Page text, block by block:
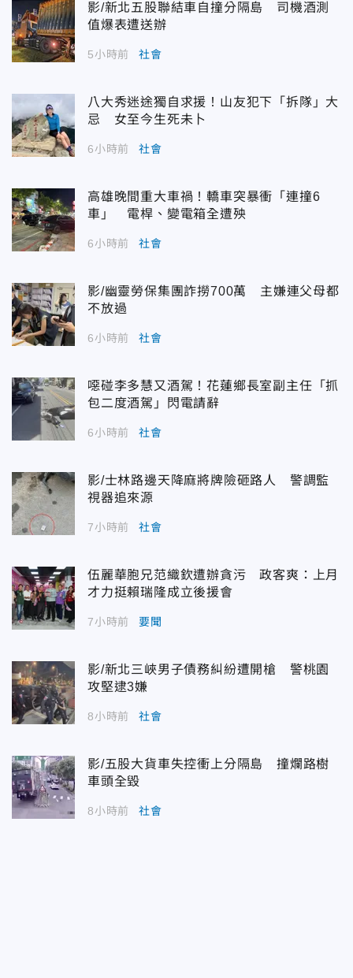
影/新北五股聯結車自撞分隔島 司機酒測
值爆表遭送辦
5小時前 社會
八大秀迷途獨自求援！山友犯下「拆隊」大
忌 女至今生死未卜
6小時前 社會
高雄晚間重大車禍！轎車突暴衝「連撞6
車」 電桿、變電箱全遭殃
6小時前 社會
影/幽靈勞保集團詐撈700萬 主嫌連父母都
不放過
6小時前 社會
噁碰李多慧又酒駕！花蓮鄉長室副主任「抓
包二度酒駕」閃電請辭
6小時前 社會
影/士林路邊天降麻將牌險砸路人 警調監
視器追來源
7小時前 社會
伍麗華胞兄范織欽遭辦貪污 政客爽：上月
才力挺賴瑞隆成立後援會
7小時前 要聞
影/新北三峽男子債務糾紛遭開槍 警桃園
攻堅逮3嫌
8小時前 社會
影/五股大貨車失控衝上分隔島 撞爛路樹
車頭全毀
8小時前 社會